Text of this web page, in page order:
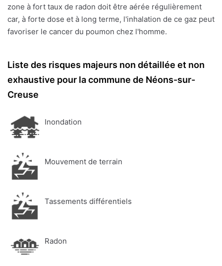
zone à fort taux de radon doit être aérée régulièrement
car, à forte dose et à long terme, l'inhalation de ce gaz peut
favoriser le cancer du poumon chez l'homme.
Liste des risques majeurs non détaillée et non
exhaustive pour la commune de Néons-sur-
Creuse
Inondation
Mouvement de terrain
Tassements différentiels
Radon